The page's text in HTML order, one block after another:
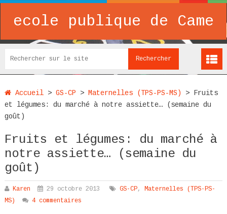
ecole publique de Came
Accueil> GS-CP > Maternelles (TPS-PS-MS) >
Fruits
et légumes: du marché à notre assiette… (semaine du
goût)
Fruits et légumes: du marché à
notre assiette… (semaine du
goût)
Karen 29 octobre 2013 GS-CP, Maternelles (TPS-PS-
MS)
4 commentaires